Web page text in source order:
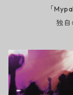
「
独自